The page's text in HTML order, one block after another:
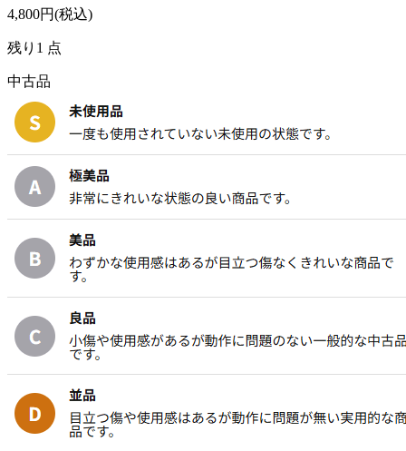
4,800円(税込)
残り1 点
中古品